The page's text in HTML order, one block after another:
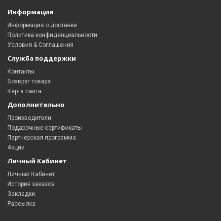
Информация
Информация о доставке
Политика конфиденциальности
Условия & Соглашения
Служба поддержки
Контакты
Возврат товара
Карта сайта
Дополнительно
Производители
Подарочные сертификаты
Партнерская программа
Акции
Личный Кабинет
Личный Кабинет
История заказов
Закладки
Рассылка